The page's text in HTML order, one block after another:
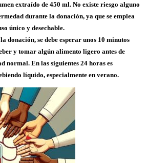
extraído de 450 ml. No existe riesgo alguno
durante la donación, ya que se emplea
único y desechable.
donación, se debe esperar unos 10 minutos
y tomar algún alimento ligero antes de
normal. En las siguientes 24 horas es
líquido, especialmente en verano.